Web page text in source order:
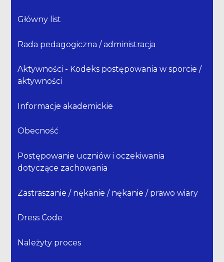
Główny list
Rada pedagogiczna / administracja
Aktywności - Kodeks postępowania w sporcie /
aktywności
Informacje akademickie
Obecność
Postępowanie uczniów i oczekiwania
dotyczące zachowania
Zastraszanie / nękanie / nękanie / prawo wiary
Dress Code
Należyty proces